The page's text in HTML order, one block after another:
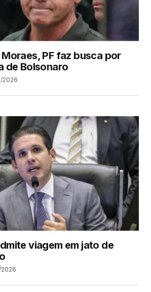
PF faz busca por
de Bolsonaro
2026
viagem em jato de